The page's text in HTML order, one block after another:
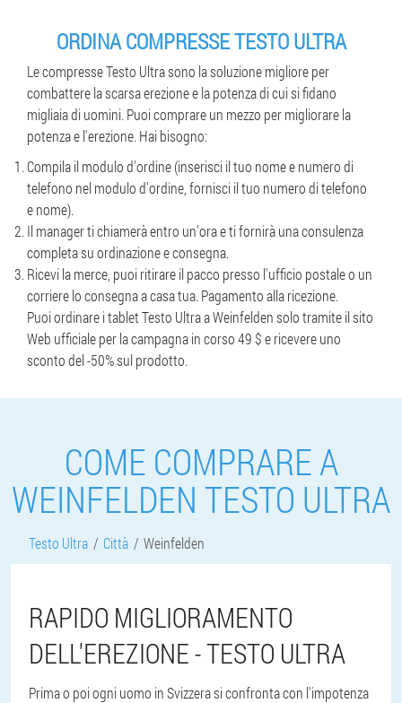
ORDINA COMPRESSE TESTO ULTRA
Le compresse Testo Ultra sono la soluzione migliore per
combattere la scarsa erezione e la potenza di cui si fidano
migliaia di uomini. Puoi comprare un mezzo per migliorare la
potenza e l'erezione. Hai bisogno:
Compila il modulo d'ordine (inserisci il tuo nome e numero di
telefono nel modulo d'ordine, fornisci il tuo numero di telefono
e nome).
Il manager ti chiamerà entro un'ora e ti fornirà una consulenza
completa su ordinazione e consegna.
Ricevi la merce, puoi ritirare il pacco presso l'ufficio postale o un
corriere lo consegna a casa tua. Pagamento alla ricezione.
Puoi ordinare i tablet Testo Ultra a Weinfelden solo tramite il sito
Web ufficiale per la campagna in corso 49 $ e ricevere uno
sconto del -50% sul prodotto.
COME COMPRARE A
WEINFELDEN TESTO ULTRA
Testo Ultra Città Weinfelden
RAPIDO MIGLIORAMENTO
DELL'EREZIONE - TESTO ULTRA
Prima o poi ogni uomo in Svizzera si confronta con l'impotenza